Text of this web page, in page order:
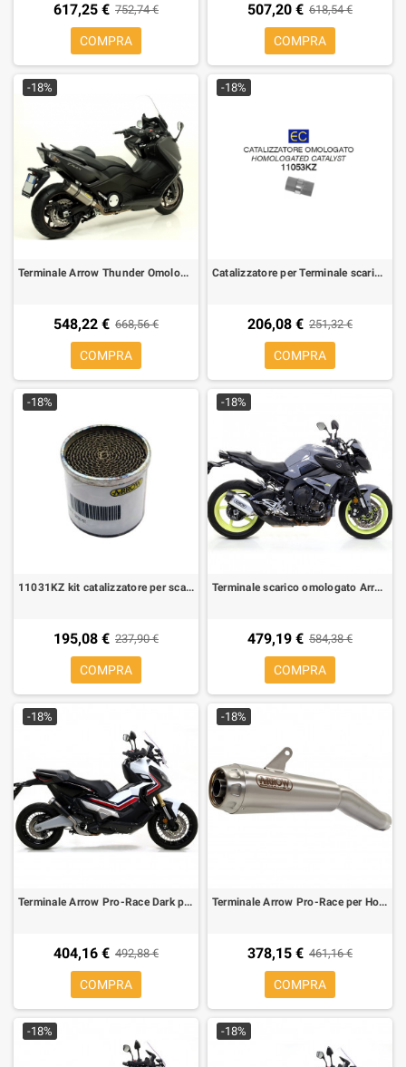
617,25 € 752,74 €
COMPRA
507,20 € 618,54 €
COMPRA
-18%
Terminale Arrow Thunder Omologato Titanio per Yamaha TMAX 500 08-11 T-Max 530 12-16
548,22 € 668,56 €
COMPRA
-18%
Catalizzatore per Terminale scarico Arrow per Honda ADV 350 2022-
206,08 € 251,32 €
COMPRA
-18%
11031KZ kit catalizzatore per scarico arrow 53544ANN yamaha xmax 125 2021-2024
195,08 € 237,90 €
COMPRA
-18%
Terminale scarico omologato Arrow indy race coppa carbonio alluminio Yamaha MT-10 71852AK
479,19 € 584,38 €
COMPRA
-18%
Terminale Arrow Pro-Race Dark per Honda XDV
404,16 € 492,88 €
COMPRA
-18%
Terminale Arrow Pro-Race per Honda XDV
378,15 € 461,16 €
COMPRA
-18% -18%